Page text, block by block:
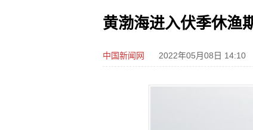
黄渤海进入伏季休渔
中国新闻网 2022年05月08日 14:10